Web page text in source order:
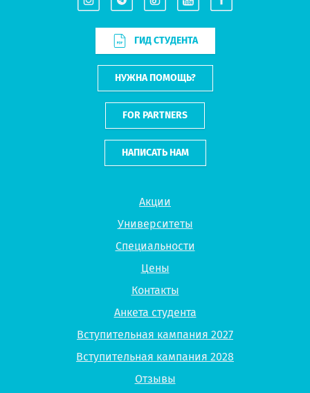
Акции
Университеты
Специальности
Цены
Контакты
Анкета студента
Вступительная кампания 2027
Вступительная кампания 2028
Отзывы
ГИД СТУДЕНТА
НУЖНА ПОМОЩЬ?
FOR PARTNERS
НАПИСАТЬ НАМ